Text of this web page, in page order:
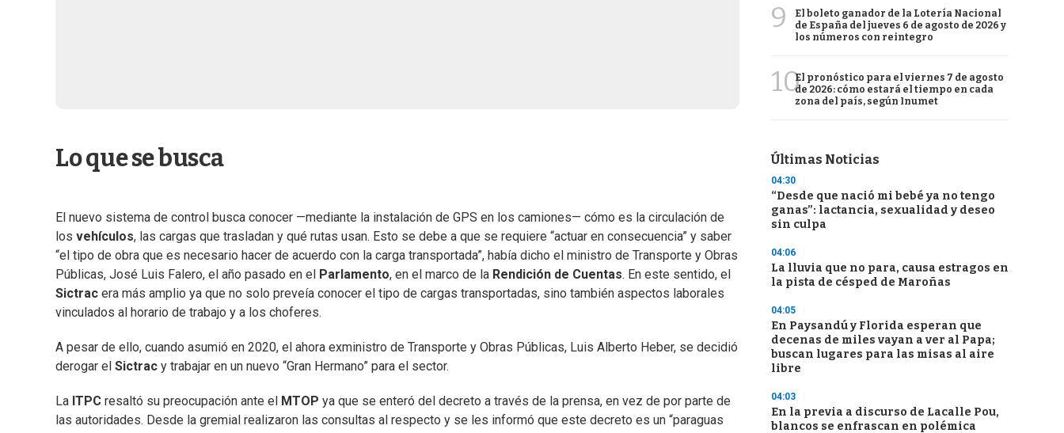
Lo que se busca
El nuevo sistema de control busca conocer —mediante la instalación de GPS en los camiones— cómo es la circulación de
los vehículos, las cargas que trasladan y qué rutas usan. Esto se debe a que se requiere “actuar en consecuencia” y saber
“el tipo de obra que es necesario hacer de acuerdo con la carga transportada”, había dicho el ministro de Transporte y Obras
Públicas, José Luis Falero, el año pasado en el
Parlamento, en el marco de la Rendición de Cuentas. En este sentido, el
Sictrac era más amplio ya que no solo preveía conocer el tipo de cargas transportadas, sino también aspectos laborales
vinculados al horario de trabajo y a los choferes.
A pesar de ello, cuando asumió en 2020, el ahora exministro de Transporte y Obras Públicas, Luis Alberto Heber, se decidió
derogar el Sictrac y trabajar en un nuevo “Gran Hermano” para el sector.
La ITPC resaltó su preocupación ante el MTOP ya que se enteró del decreto a través de la prensa, en vez de por parte de
las autoridades. Desde la gremial realizaron las consultas al respecto y se les informó que este decreto es un “paraguas
9
El boleto ganador de la Lotería Nacional
de España del jueves 6 de agosto de 2026 y
los números con reintegro
10El pronóstico para el viernes 7 de agosto
de 2026: cómo estará el tiempo en cada
zona del país, según Inumet
Últimas Noticias
04:30
“Desde que nació mi bebé ya no tengo
ganas”: lactancia, sexualidad y deseo
sin culpa
04:06
La lluvia que no para, causa estragos en
la pista de césped de Maroñas
04:05
En Paysandú y Florida esperan que
decenas de miles vayan a ver al Papa;
buscan lugares para las misas al aire
libre
04:03
En la previa a discurso de Lacalle Pou,
blancos se enfrascan en polémica